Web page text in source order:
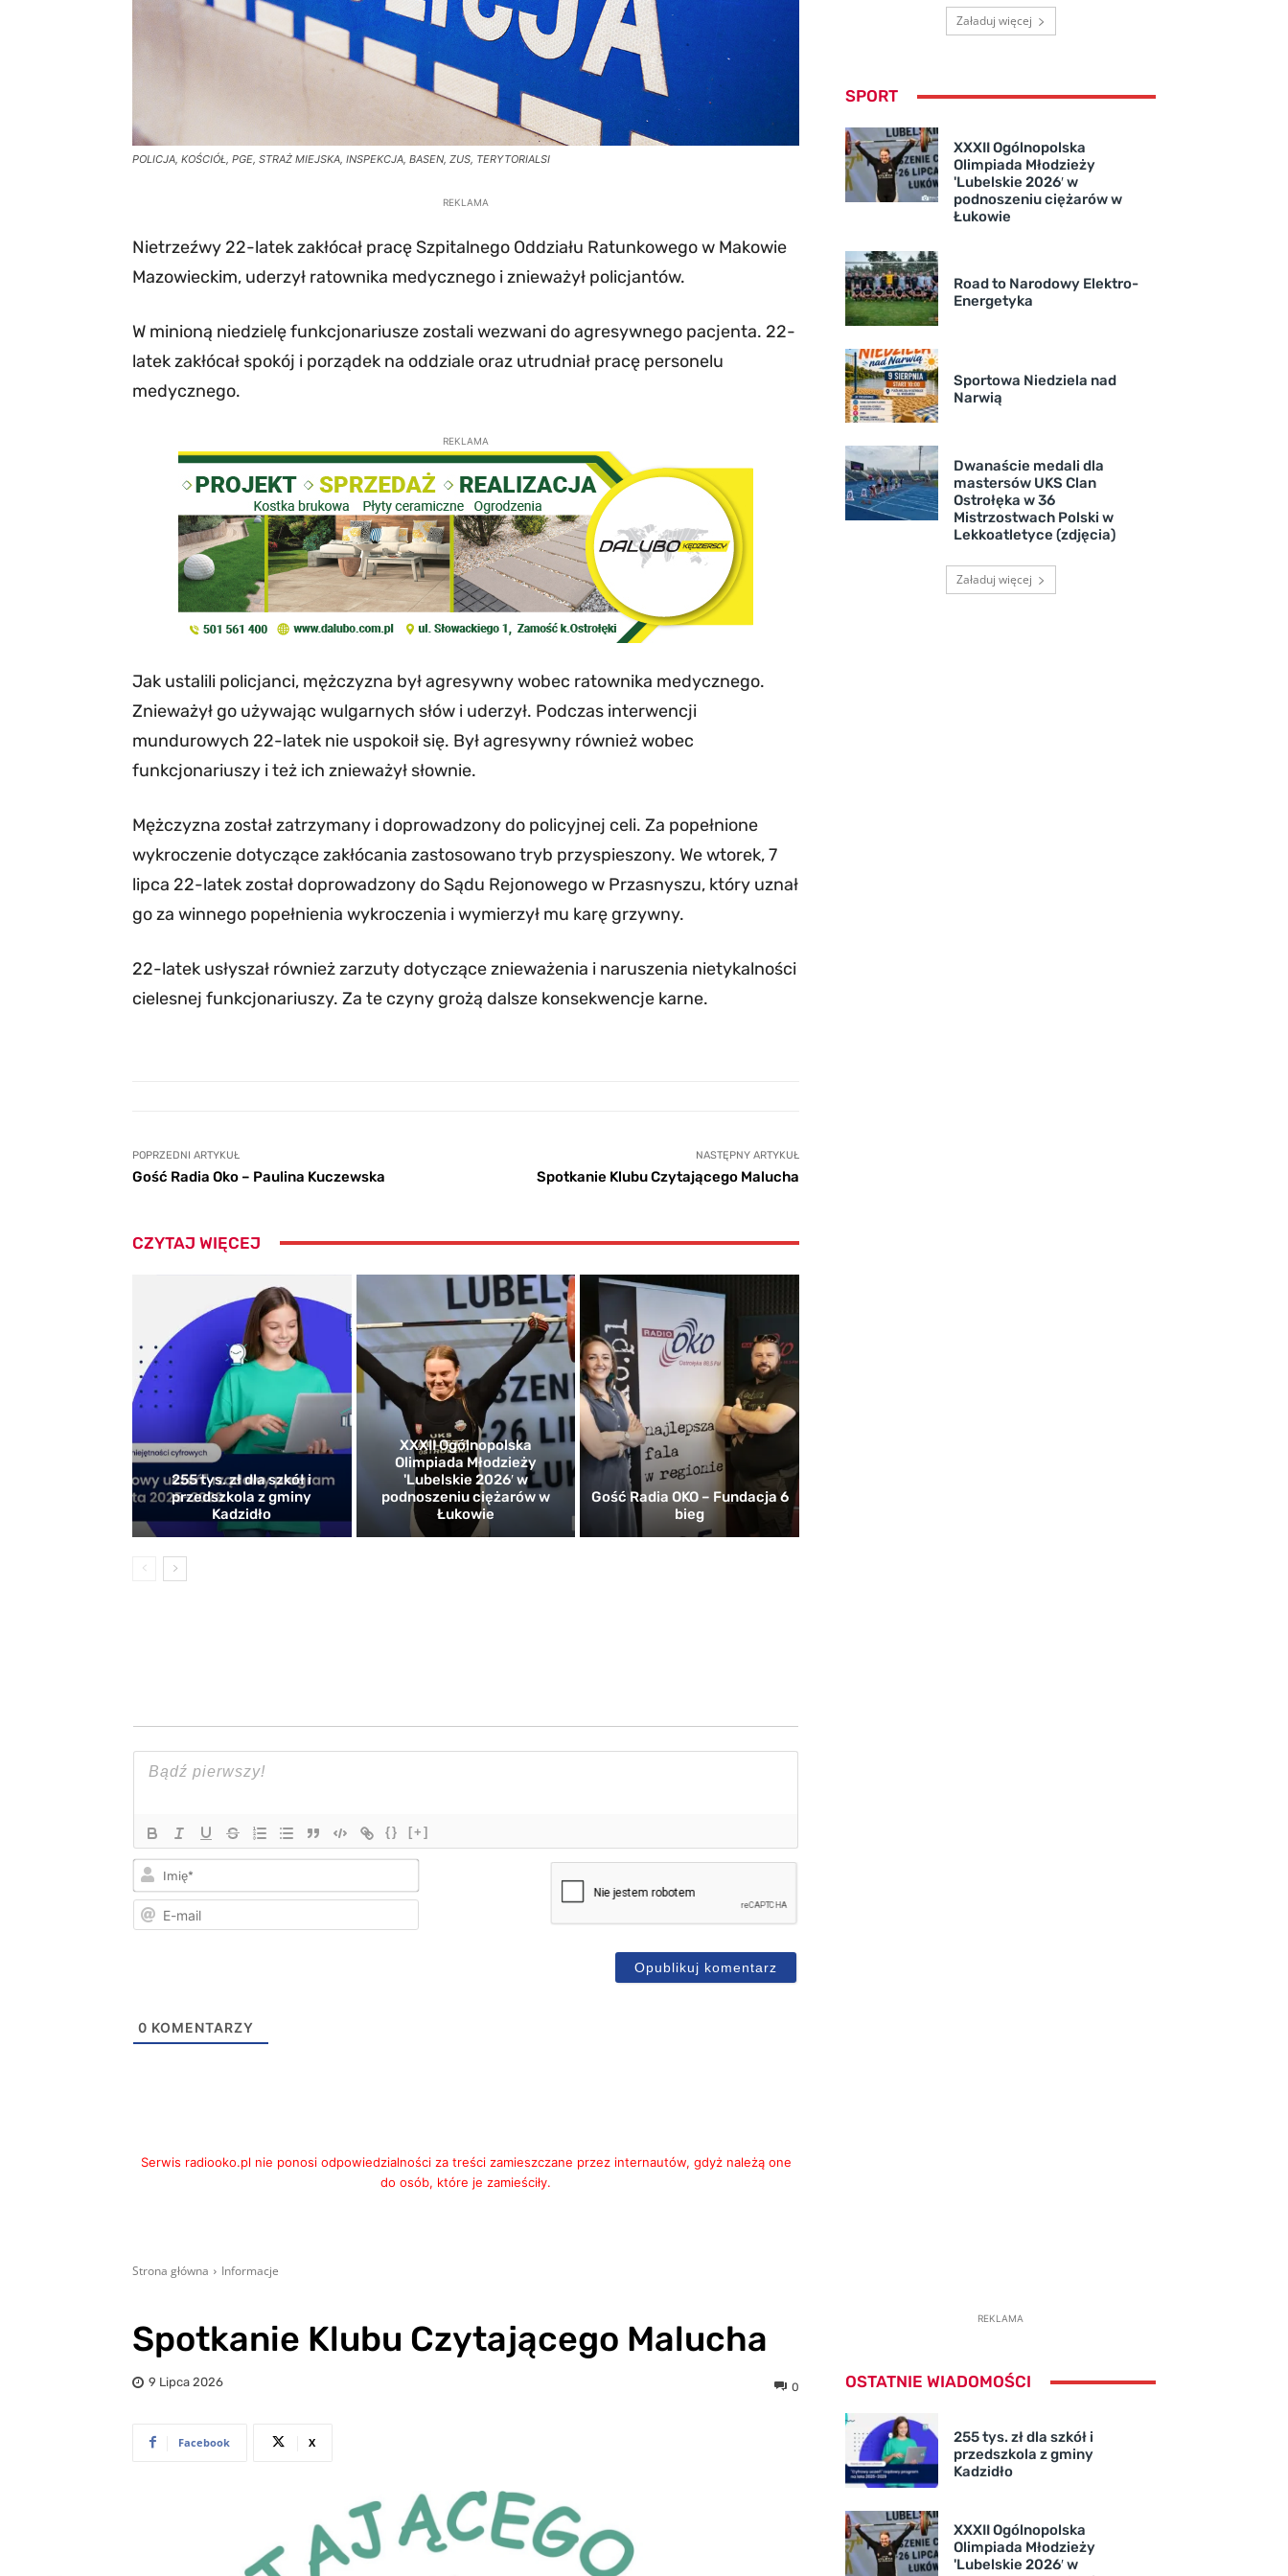
POLICJA, KOŚCIÓŁ, PGE, STRAŻ MIEJSKA, INSPEKCJA, BASEN, ZUS, TERYTORIALSI
REKLAMA
Nietrzeźwy 22-latek zakłócał pracę Szpitalnego Oddziału Ratunkowego w Makowie
Mazowieckim, uderzył ratownika medycznego i znieważył policjantów.
W minioną niedzielę funkcjonariusze zostali wezwani do agresywnego pacjenta. 22-
latek zakłócał spokój i porządek na oddziale oraz utrudniał pracę personelu
medycznego.
REKLAMA
Jak ustalili policjanci, mężczyzna był agresywny wobec ratownika medycznego.
Znieważył go używając wulgarnych słów i uderzył. Podczas interwencji
mundurowych 22-latek nie uspokoił się. Był agresywny również wobec
funkcjonariuszy i też ich znieważył słownie.
Mężczyzna został zatrzymany i doprowadzony do policyjnej celi. Za popełnione
wykroczenie dotyczące zakłócania zastosowano tryb przyspieszony. We wtorek, 7
lipca 22-latek został doprowadzony do Sądu Rejonowego w Przasnyszu, który uznał
go za winnego popełnienia wykroczenia i wymierzył mu karę grzywny.
22-latek usłyszał również zarzuty dotyczące znieważenia i naruszenia nietykalności
cielesnej funkcjonariuszy. Za te czyny grożą dalsze konsekwencje karne.
POPRZEDNI ARTYKUŁ
Gość Radia Oko – Paulina Kuczewska
NASTĘPNY ARTYKUŁ
Spotkanie Klubu Czytającego Malucha
CZYTAJ WIĘCEJ
255 tys. zł dla szkół i
przedszkola z gminy
Kadzidło
XXXII Ogólnopolska
Olimpiada Młodzieży
'Lubelskie 2026′ w
podnoszeniu ciężarów w
Łukowie
Gość Radia OKO – Fundacja 6
bieg
{} [+]
mail
0 KOMENTARZY
Serwis radiooko.pl nie ponosi odpowiedzialności za treści zamieszczane przez internautów, gdyż należą one
do osób, które je zamieściły.
Załaduj więcej
SPORT
XXXII Ogólnopolska
Olimpiada Młodzieży
'Lubelskie 2026′ w
podnoszeniu ciężarów w
Łukowie
Road to Narodowy Elektro-
Energetyka
Sportowa Niedziela nad
Narwią
Dwanaście medali dla
mastersów UKS Clan
Ostrołęka w 36
Mistrzostwach Polski w
Lekkoatletyce (zdjęcia)
Załaduj więcej